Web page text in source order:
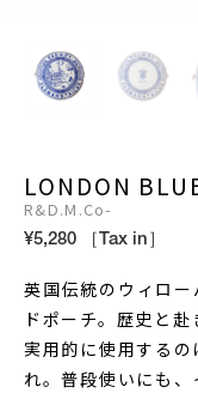
LONDON
R&D.M.Co-
¥5,280 ［Tax in］
英国伝統のウィロ
ドポーチ。歴史と
実用的に使用する
れ。普段使いにも